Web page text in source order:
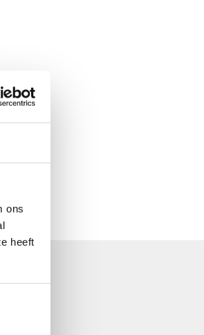
ons
heeft